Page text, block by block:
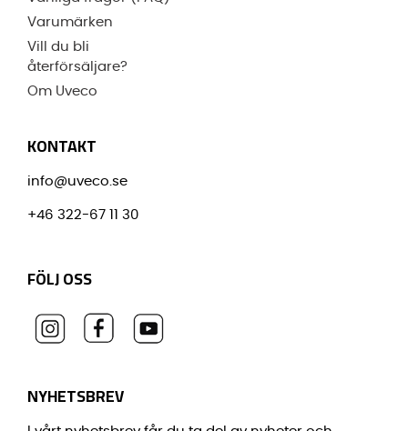
Varumärken
Vill du bli
återförsäljare?
Om Uveco
KONTAKT
info@uveco.se
+46 322-67 11 30
FÖLJ OSS
NYHETSBREV